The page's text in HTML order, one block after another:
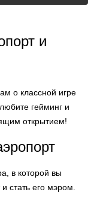
и
о классной игре
гейминг и
открытием!
в которой вы
стать его мэром.